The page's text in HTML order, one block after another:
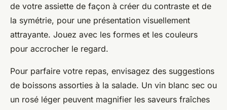
de votre assiette de façon à créer du contraste et de
la symétrie, pour une présentation visuellement
attrayante. Jouez avec les formes et les couleurs
pour accrocher le regard.
Pour parfaire votre repas, envisagez des suggestions
de boissons assorties à la salade. Un vin blanc sec ou
un rosé léger peuvent magnifier les saveurs fraîches